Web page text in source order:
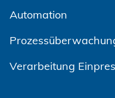
Automation
Verarbeitung